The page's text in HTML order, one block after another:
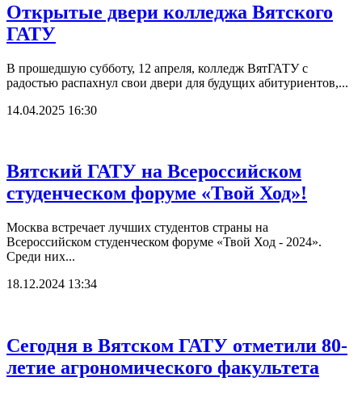
Открытые двери колледжа Вятского
ГАТУ
В прошедшую субботу, 12 апреля, колледж ВятГАТУ с
радостью распахнул свои двери для будущих абитуриентов,...
14.04.2025 16:30
Вятский ГАТУ на Всероссийском
студенческом форуме «Твой Ход»!
Москва встречает лучших студентов страны на
Всероссийском студенческом форуме «Твой Ход - 2024».
Среди них...
18.12.2024 13:34
Сегодня в Вятском ГАТУ отметили 80-
летие агрономического факультета